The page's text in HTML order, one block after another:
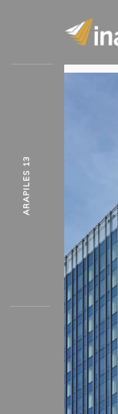
ARAPILES 13